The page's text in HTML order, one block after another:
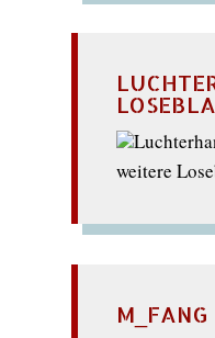
weitere
M_FANG